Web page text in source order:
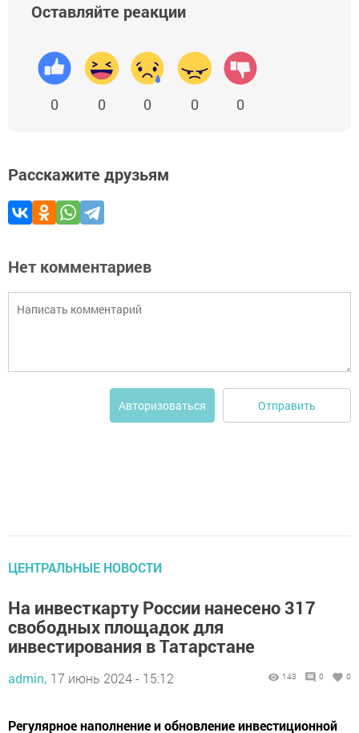
Оставляйте реакции
0 0 0 0 0
Расскажите друзьям
Нет комментариев
Авторизоваться Отправить
ЦЕНТРАЛЬНЫЕ НОВОСТИ
На инвесткарту России нанесено 317
свободных площадок для
инвестирования в Татарстане
admin, 17 июнь 2024 - 15:12 143 0 0
Регулярное наполнение и обновление инвестиционной